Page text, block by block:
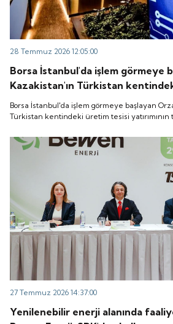
28 Temmuz 2026 12:05:00
Borsa İstanbul'da işlem görmeye
Kazakistan'ın Türkistan
yatırımının temelini attığını
Borsa İstanbul'da işlem görmeye başlayan
Türkistan kentindeki üretim tesisi yatırımının
27 Temmuz 2026 14:37:00
Yenilenebilir enerji alanında